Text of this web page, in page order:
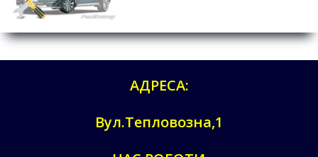
АДРЕСА:
Вул.Тепловозна,1